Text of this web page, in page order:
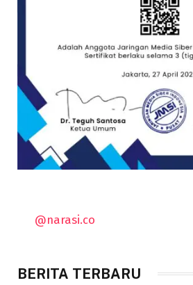
@narasi.co
BERITA TERBARU